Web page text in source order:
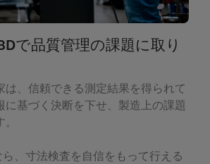
で品質管理の課題に取り
は、信頼できる測定結果を得られて
に基づく決断を下せ、製造上の課題
、寸法検査を自信をもって行える